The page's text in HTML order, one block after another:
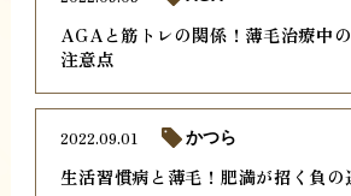
AGAと筋トレの関係！薄毛治療中
注意点
生活習慣病と薄毛！肥満が招く負の
2022.09.01 かつら